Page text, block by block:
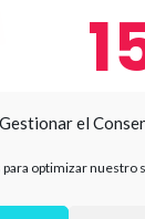
Gestionar el
optimizar nuestro
fluido
de